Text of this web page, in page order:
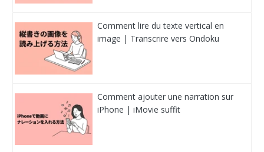
Comment lire du texte vertical en
image | Transcrire vers Ondoku
Comment ajouter une narration sur
iPhone | iMovie suffit